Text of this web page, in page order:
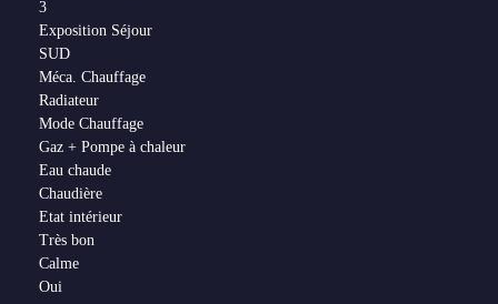
3
Exposition Séjour
SUD
Méca. Chauffage
Radiateur
Mode Chauffage
Gaz + Pompe à chaleur
Eau chaude
Chaudière
Etat intérieur
Très bon
Calme
Oui